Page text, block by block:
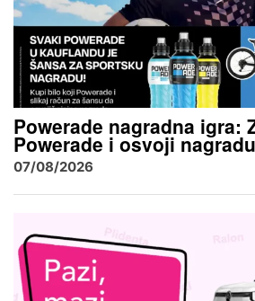
Powerade nagradna igra:
Powerade i osvoji
07/08/2026